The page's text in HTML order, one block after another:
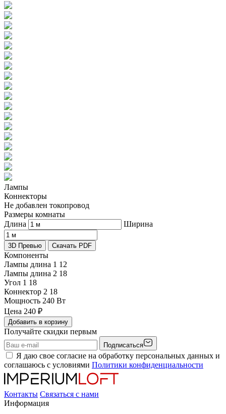
Лампы
Коннекторы
Не добавлен токопровод
Размеры комнаты
Длина
Ширина
3D Превью Скачать PDF
Компоненты
Лампы длина 1 12
Лампы длина 2 18
Угол 1 18
Коннектор 2 18
Мощность 240 Вт
Цена 240 ₽
Добавить в корзину
Получайте скидки первым
Подписаться
Я даю свое согласие на обработку персональных данных и
соглашаюсь с условиями Политики конфиденциальности
Контакты Связаться с нами
Информация